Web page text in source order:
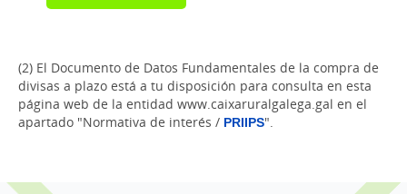
(2) El Documento de Datos Fundamentales de la compra de
divisas a plazo está a tu disposición para consulta en esta
página web de la entidad www.caixaruralgalega.gal en el
apartado "Normativa de interés / PRIIPS".